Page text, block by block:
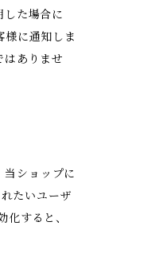
た場合に
に通知しま
ありませ
ショップに
たいユーザ
すると、